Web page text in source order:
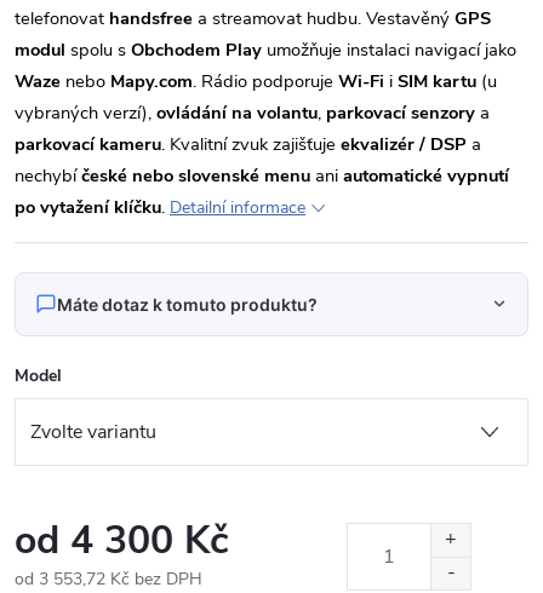
telefonovat handsfree a streamovat hudbu. Vestavěný GPS
modul spolu s Obchodem Play umožňuje instalaci navigací jako
Waze nebo Mapy.com. Rádio podporuje Wi-Fi i SIM kartu (u
vybraných verzí), ovládání na volantu, parkovací senzory a
parkovací kameru. Kvalitní zvuk zajišťuje ekvalizér / DSP a
nechybíčeské nebo slovenské menu ani automatické vypnutí
po vytažení klíčku. Detailní informace
Máte dotaz k tomuto produktu?
Napište nám svůj dotaz
Odpovídáme v pracovní dny do 24 hodin na váš e‑mail.
Model
od 4 300 Kč
od 3 553,72 Kč bez DPH